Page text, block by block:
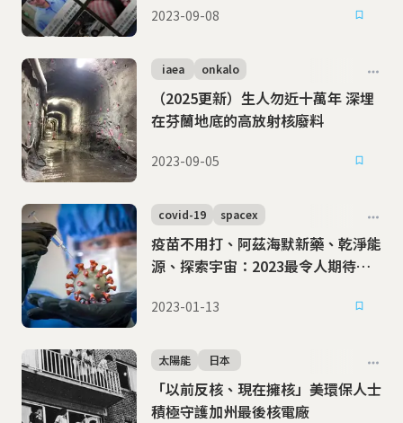
2023-09-08
（2025更新）生人勿近十萬年 深埋
在芬蘭地底的高放射核廢料
iaea onkalo
2023-09-05
疫苗不用打、阿茲海默新藥、乾淨能
源、探索宇宙：2023最令人期待的9
covid-19 spacex
2023-01-13
「以前反核、現在擁核」美環保人士
積極守護加州最後核電廠
太陽能 日本